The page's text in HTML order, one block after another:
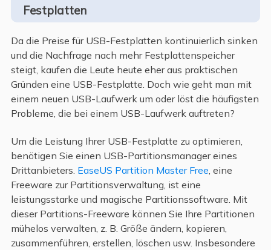
Festplatten
Da die Preise für USB-Festplatten kontinuierlich sinken
und die Nachfrage nach mehr Festplattenspeicher
steigt, kaufen die Leute heute eher aus praktischen
Gründen eine USB-Festplatte. Doch wie geht man mit
einem neuen USB-Laufwerk um oder löst die häufigsten
Probleme, die bei einem USB-Laufwerk auftreten?
Um die Leistung Ihrer USB-Festplatte zu optimieren,
benötigen Sie einen USB-Partitionsmanager eines
Drittanbieters. EaseUS Partition Master Free, eine
Freeware zur Partitionsverwaltung, ist eine
leistungsstarke und magische Partitionssoftware. Mit
dieser Partitions-Freeware können Sie Ihre Partitionen
mühelos verwalten, z. B. Größe ändern, kopieren,
zusammenführen, erstellen, löschen usw. Insbesondere